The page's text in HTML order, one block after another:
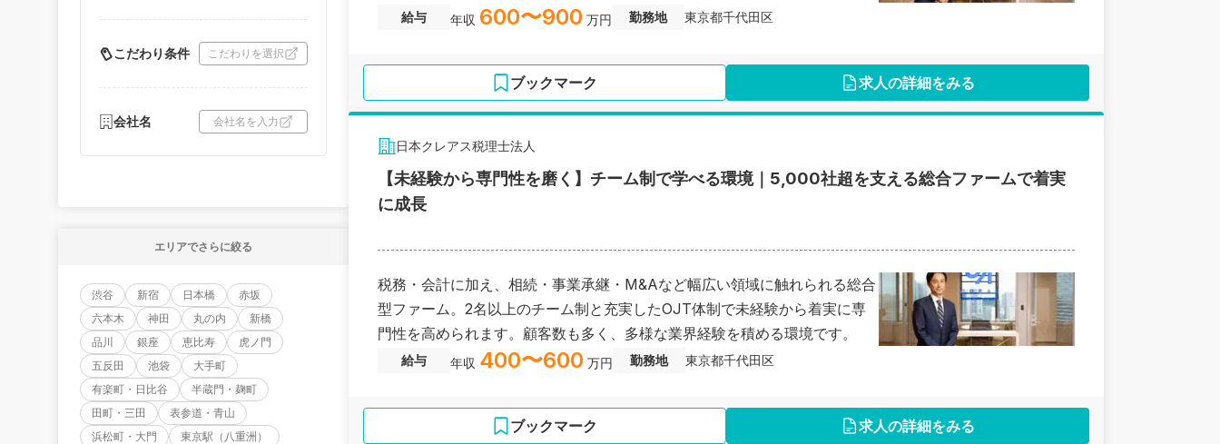
こだわり条件 こだわりを選択
会社名 会社名を入力
エリアでさらに絞る
渋谷 新宿 日本橋
赤坂
六本木
神田 丸の内
新橋
品川
銀座 恵比寿
虎ノ門
五反田
池袋
大手町
有楽町・日比谷
半蔵門・麹町
田町・三田
表参道・青山
浜松町・大門
東京駅（八重洲）
給与 年収 600〜900 万円 勤務地 東京都千代田区
ブックマーク 求人の詳細をみる
日本クレアス税理士法人
【未経験から専門性を磨く】チーム制で学べる環境｜5,000社超を支える総合ファームで着実
に成長
税務・会計に加え、相続・事業承継・M&Aなど幅広い領域に触れられる総合
型ファーム。2名以上のチーム制と充実したOJT体制で未経験から着実に専
門性を高められます。顧客数も多く、多様な業界経験を積める環境です。
給与 年収 400〜600 万円 勤務地 東京都千代田区
ブックマーク 求人の詳細をみる